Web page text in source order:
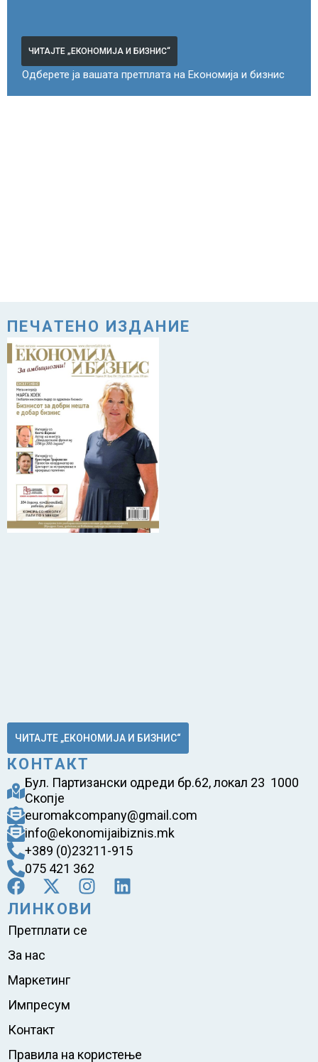
ЧИТАЈТЕ „ЕКОНОМИЈА И БИЗНИС“
Одберете ја вашата претплата на Економија и бизнис
ПЕЧАТЕНО ИЗДАНИЕ
ЧИТАЈТЕ „ЕКОНОМИЈА И БИЗНИС“
КОНТАКТ
Бул. Партизански одреди бр.62, локал 23 1000
Скопје
euromakcompany@gmail.com
info@ekonomijaibiznis.mk
+389 (0)23211-915
075 421 362
ЛИНКОВИ
Претплати се
За нас
Маркетинг
Импресум
Контакт
Правила на користење